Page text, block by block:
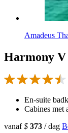
Amadeus
Harmony V
En-suite
Cabines met
vanaf$ 373 / dag